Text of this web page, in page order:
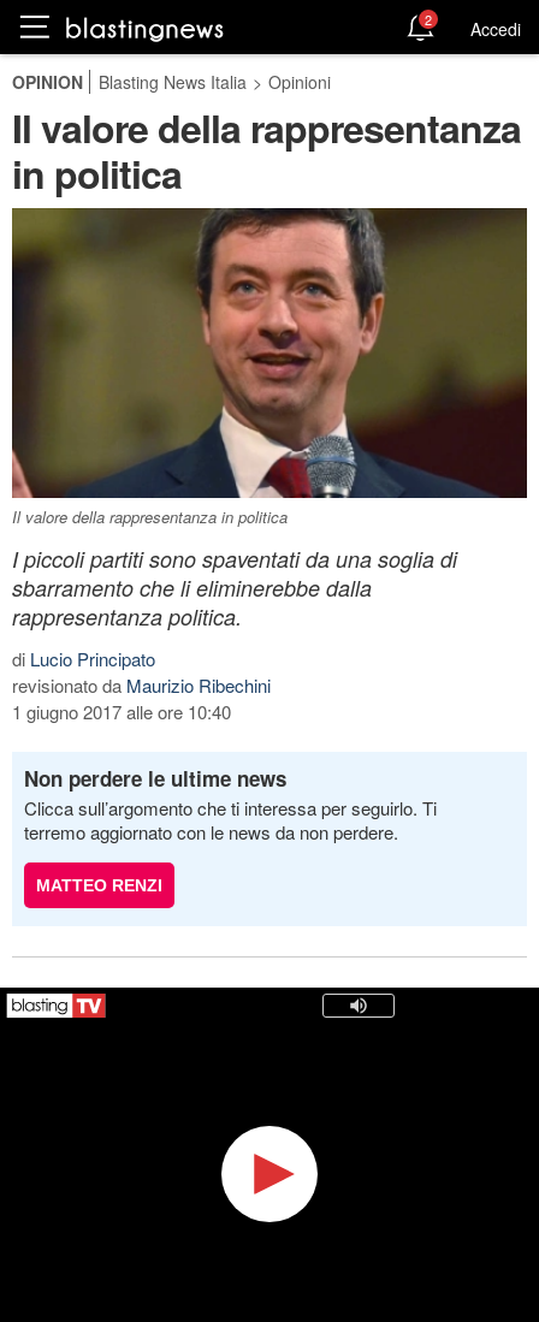
2 Accedi
OPINION Blasting News Italia > Opinioni
Il valore della rappresentanza
in politica
Il valore della rappresentanza in politica
I piccoli partiti sono spaventati da una soglia di
sbarramento che li eliminerebbe dalla
rappresentanza politica.
di Lucio Principato
revisionato da Maurizio Ribechini
1 giugno 2017 alle ore 10:40
Non perdere le ultime news
Clicca sull’argomento che ti interessa per seguirlo. Ti
terremo aggiornato con le news da non perdere.
MATTEO RENZI